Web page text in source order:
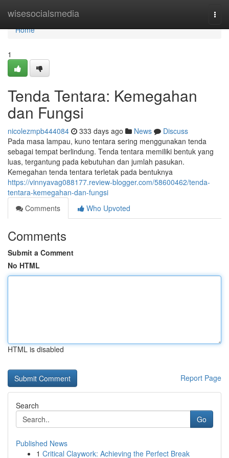
wisesocialsmedia
Home
Home
1
Tenda Tentara: Kemegahan
dan Fungsi
nicolezmpb444084 333 days ago News
Discuss
Pada masa lampau, kuno tentara sering menggunakan tenda
sebagai tempat berlindung. Tenda tentara memiliki bentuk yang
luas, tergantung pada kebutuhan dan jumlah pasukan.
Kemegahan tenda tentara terletak pada bentuknya
https://vinnyavag088177.review-blogger.com/58600462/tenda-
tentara-kemegahan-dan-fungsi
Comments
Who Upvoted
Comments
Submit a Comment
No HTML
HTML is disabled
Report Page
Search
Go
Published News
1 Critical Claywork: Achieving the Perfect Break